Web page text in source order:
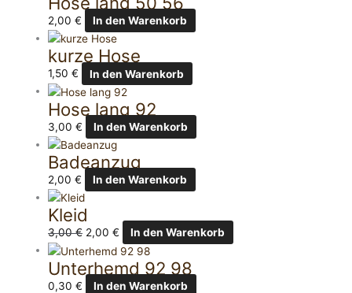
2,00€ In den Warenkorb
kurze Hose
1,50€ In den Warenkorb
Hose lang 92
3,00€ In den Warenkorb
Badeanzug
2,00€ In den Warenkorb
Kleid
3,00€ 2,00€ In den Warenkorb
Unterhemd 92 98
0,30€ In den Warenkorb